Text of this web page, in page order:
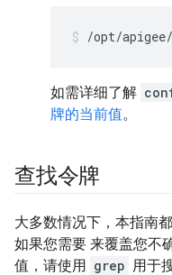
/opt/
如需详细了解
牌的当前值。
查找令牌
大多数情况下，本指南
如果您需要 来覆盖您不
值，请使用 grep 用于